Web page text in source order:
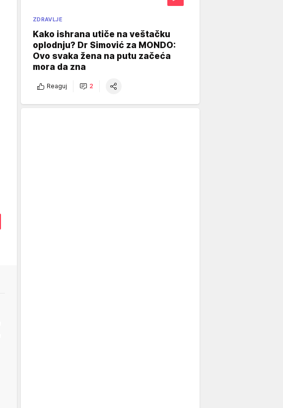
ZDRAVLJE
Kako ishrana utiče na veštačku
oplodnju? Dr Simović za MONDO:
Ovo svaka žena na putu začeća
mora da zna
Reaguj 2